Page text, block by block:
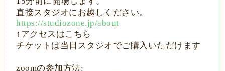
直接スタジオにお越しください。
https://studiozone.jp/about
↑ アクセスはこちら
チケットは当日スタジオでご購入いただけます
zoomの参加方法: